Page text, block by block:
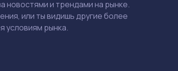
новостями и трендами на рынке.
или ты видишь другие более
условиям рынка.